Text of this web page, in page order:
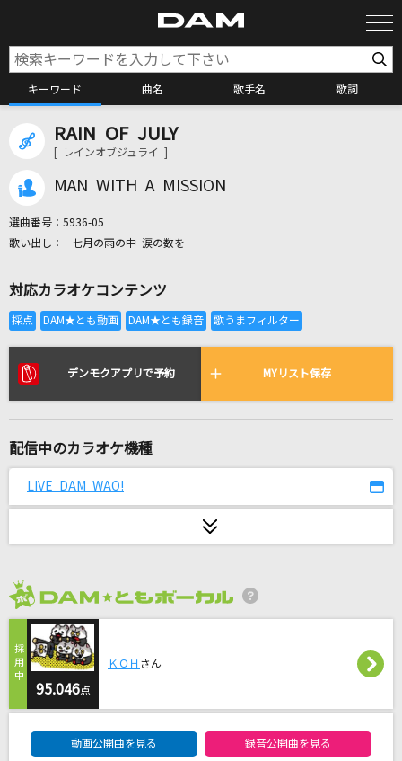
キーワード 曲名 歌手名 歌詞
カラオケ検索
全国りれき
リアルタイムで歌われている曲の一覧
コイスルオトメ
ケセラセラ
FIELD OF VIEW(the FIELD OF VIEW)
PRIDE(アニメバージョン)
[生音]ミカヅキ
RAIN OF JULY
[ レインオブジュライ ]
MAN WITH A MISSION
選曲番号： 5936-05
七月の雨の中 涙の数を
対応カラオケコンテンツ
デンモクアプリで予約 MYリスト保存
配信中のカラオケ機種
LIVE DAM WAO!
95.046点
ＫＯＨ さん
動画公開曲を見る 録音公開曲を見る